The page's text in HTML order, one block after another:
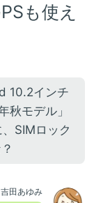
も使え
10.2インチ
モデル」
SIMロック
吉田あゆみ